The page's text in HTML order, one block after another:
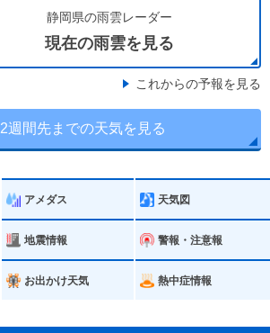
静岡県の雨雲レーダー
現在の雨雲を見る
これからの予報を見る
2週間先までの天気を見る
アメダス 天気図
地震情報 警報・注意報
お出かけ天気 熱中症情報